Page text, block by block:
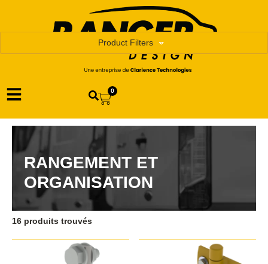
0
RANGEMENT ET
ORGANISATION
Product Filters
16 produits trouvés